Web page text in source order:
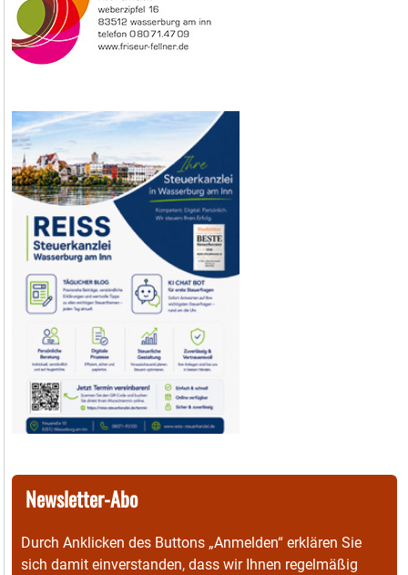
Newsletter-Abo
Durch Anklicken des Buttons „Anmelden“ erklären Sie
sich damit einverstanden, dass wir Ihnen regelmäßig